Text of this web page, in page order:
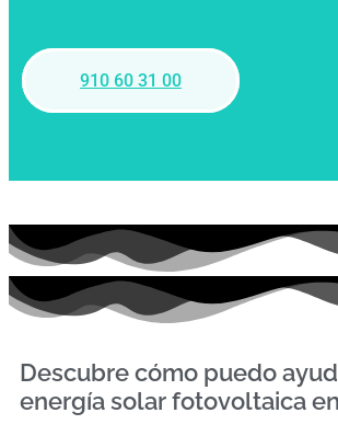
910 60 31 00
Descubre cómo puedo
energía solar fotovoltaica